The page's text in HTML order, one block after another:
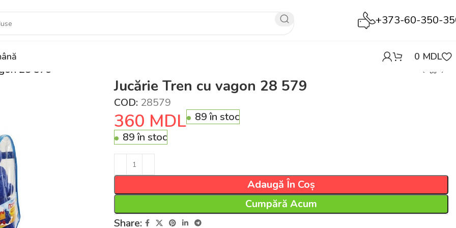
+373-60-350-
0 MDL
28 579
Jucărie Tren cu vagon 28 579
COD: 28579
360 MDL
89 în stoc
89 în stoc
Adaugă În Coș
Cumpără Acum
Share: